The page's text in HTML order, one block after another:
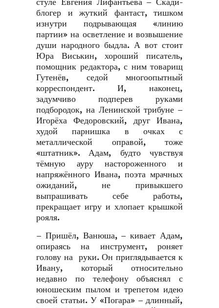
стуле Евгения Лифантьева – Скади-
блогер и жуткий фантаст, тишком
изнутри подрывающая «линию
партии» на осветление и возвышение
души народного быдла. А вот стоит
Юра Виськин, хороший писатель,
помощник редактора, с ним товарищ
Гутенёв, седой многоопытный
корреспондент. И, наконец,
задумчиво подперев руками
подбородок, на Ленинской трибуне –
Игорёха Федоровский, друг Ивана,
худой парнишка в очках с
металлической оправой, тоже
«штатник». Адам, будто чувствуя
тёмную ауру настороженного и
напряжённого Ивана, поэта мрачных
ожиданий, не привыкшего
выпрашивать себе работы,
прекращает игру и хлопает крышкой
рояля.
– Пришёл, Ванюша, – кивает Адам,
опираясь на инструмент, роняет
голову на руки. Он приглядывается к
Ивану, который относительно
недавно по телефону объяснял с
юношеским пылом и трепетом идею
своей статьи. У «Погара» – длинный,